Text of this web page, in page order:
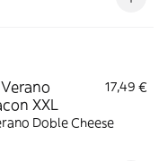
XXL
17,49 €
Doble Cheese